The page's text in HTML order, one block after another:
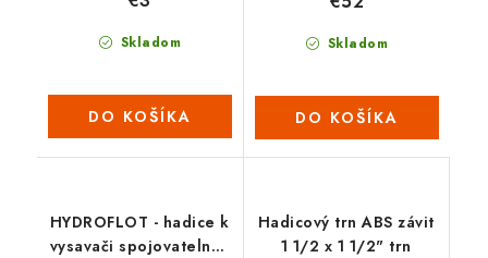
Skladom
DO KOŠÍKA
Skladom
DO KOŠÍKA
HYDROFLOT - hadice k
vysavači spojovatelná -
Hadicový trn ABS závit
1 1/2 x 1 1/2" trn